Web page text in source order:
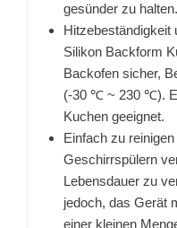
gesünder zu halten.
Hitzebeständigkeit
Silikon Backform
Backofen sicher,
(-30 ℃ ~ 230 ℃).
Kuchen geeignet.
Einfach zu
Geschirrspülern
Lebensdauer zu
jedoch, das Gerät
einer kleinen